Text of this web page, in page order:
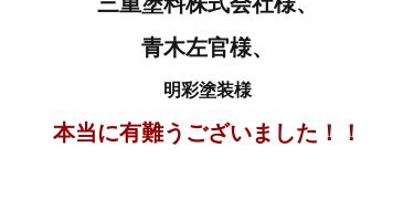
青木左官様、
明彩塗装様
本当に有難うございました！！